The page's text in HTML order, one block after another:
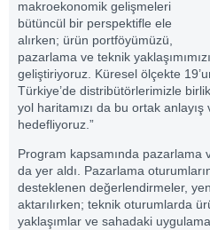
makroekonomik gelişmeleri
bütüncül bir perspektifle ele
alırken; ürün portföyümüzü,
pazarlama ve teknik
geliştiriyoruz. Küresel ölçekte
Türkiye’de distribütörlerimizle
yol haritamızı da bu ortak
hedefliyoruz.”
Program kapsamında pazarlama
da yer aldı. Pazarlama
desteklenen değerlendirmeler,
aktarılırken; teknik oturumlarda
yaklaşımlar ve sahadaki